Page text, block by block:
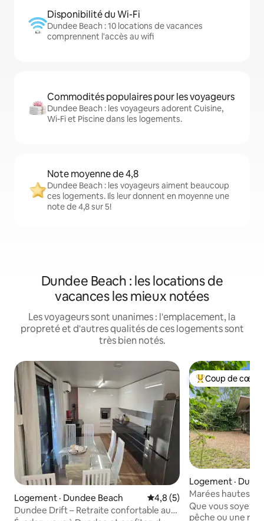
Disponibilité du Wi-Fi
Dundee Beach : 10 locations de vacances
comprennent l'accès au wifi
Commodités populaires pour les voyageurs
Dundee Beach : les voyageurs adorent Cuisine,
Wi-Fi et Piscine dans les logements.
Note moyenne de 4,8
Dundee Beach : les voyageurs aiment beaucoup
ces logements. Ils leur donnent en moyenne une
note de 4,8 sur 5!
Dundee Beach : les locations de
vacances les mieux notées
Les voyageurs sont unanimes : l'emplacement, la
propreté et d'autres qualités de ces logements sont
très bien notés.
Logement · Dundee Beach Note moyenne de 4,8 sur 5,
4,8 (5)
Dundee Drift – Retraite confortable au
Coup de cœur
Coup de cœur
Logement ·
Marées hautes à
Que vous soyez
pêche ou une